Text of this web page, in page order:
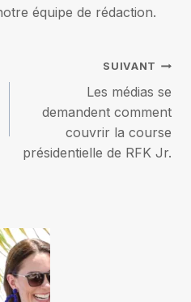
équipe de rédaction.
SUIVANT
Les médias se
demandent comment
couvrir la course
présidentielle de RFK Jr.